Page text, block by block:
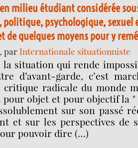
milieu étudiant considérée
politique, psychologique, sexuel
de quelques moyens pour y
parInternationale situationniste
la situation qui rende
d’avant-garde, c’est
critique radicale du monde
objet et pour objectif la
sur son passé
et sur les perspectives de
pouvoir dire (…)